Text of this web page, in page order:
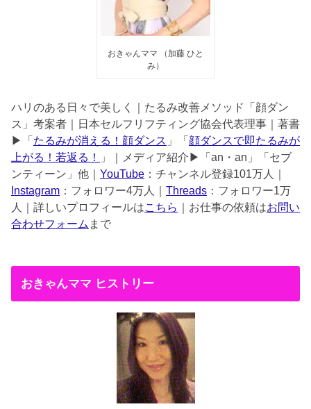
おきゃんママ （加藤 ひと
み）
ハリのある日々で美しく｜たるみ改善メソッド「顔ダン
ス」考案者｜日本セルフリフティング協会代表理事｜著書
▶︎「 たるみが消える！顔ダンス 」「 顔ダンスで即たるみが
上がる！若返る！
」｜メディア紹介▶︎「an・an」「セブ
ンティーン」他｜ YouTube ：チャンネル登録101万人｜
Instagram ：フォロワー4万人｜ Threads ：フォロワー1万
人｜詳しいプロフィールはこちら ｜お仕事の依頼はお問い
合わせフォーム まで
おきゃんママ ヒストリー